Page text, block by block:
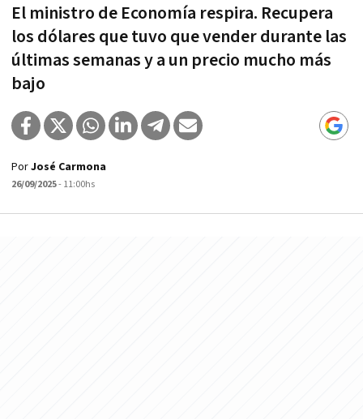
El ministro de Economía respira. Recupera
los dólares que tuvo que vender durante las
últimas semanas y a un precio mucho más
bajo
PorJosé Carmona
26/09/2025- 11:00hs